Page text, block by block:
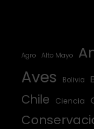
Agro Alto Mayo
Aves Bolivia
Chile
Ciencia